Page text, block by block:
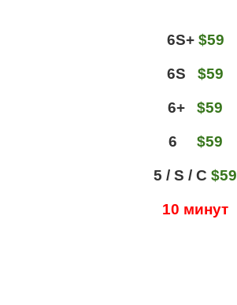
6S+ $59
6S $59
6+ $59
6 $59
5 / S / C $59
10 минут